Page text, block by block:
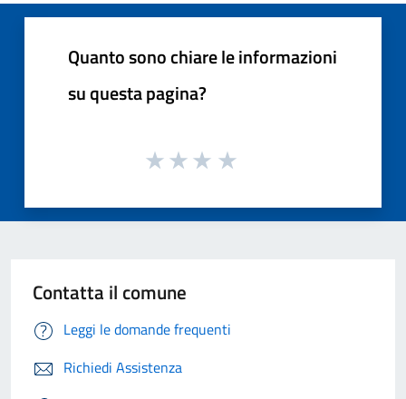
Quanto sono chiare le informazioni
su questa pagina?
Contatta il comune
Leggi le domande frequenti
Richiedi Assistenza